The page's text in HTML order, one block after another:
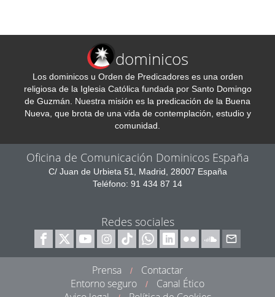
dominicos
Los dominicos u Orden de Predicadores es una orden
religiosa de la Iglesia Católica fundada por Santo Domingo
de Guzmán. Nuestra misión es la predicación de la Buena
Nueva, que brota de una vida de contemplación, estudio y
comunidad.
Oficina de Comunicación Dominicos España
C/ Juan de Urbieta 51, Madrid, 28007 España
Teléfono: 91 434 87 14
Redes sociales
Prensa /
Contactar
Entorno seguro
/
Canal Ético